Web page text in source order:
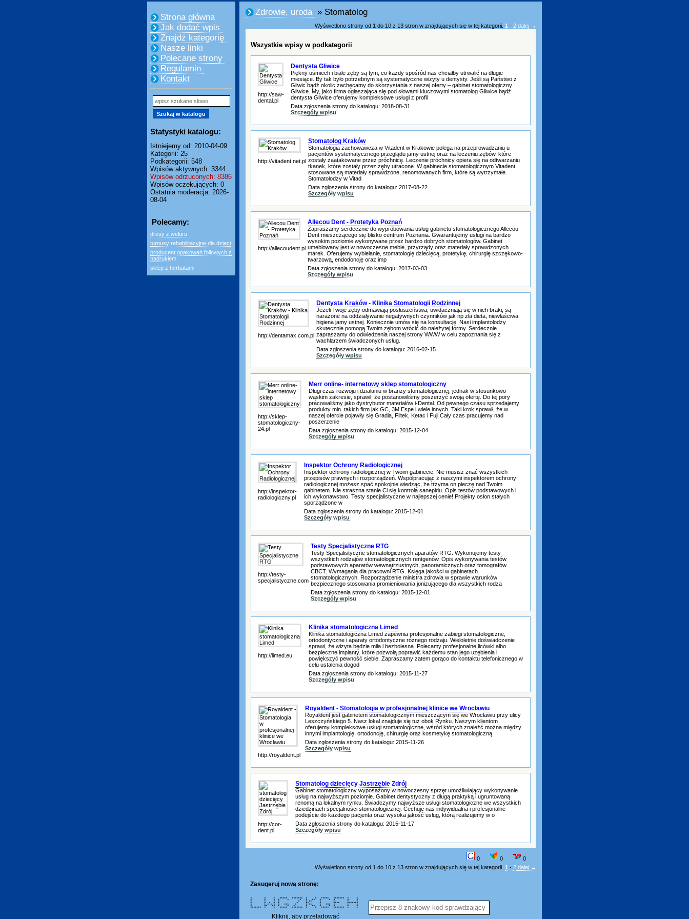
Strona główna
Jak dodać wpis
Znajdź kategorię
Nasze linki
Polecane strony
Regulamin
Kontakt
Statystyki katalogu:
Istniejemy od: 2010-04-09
Kategorii: 25
Podkategorii: 548
Wpisów aktywnych: 3344
Wpisów odrzuconych: 8386
Wpisów oczekujących: 0
Ostatnia moderacja: 2026-
08-04
Polecamy:
dresy z weluru
turnusy rehabilitacyjne dla dzieci
producent opakowań foliowych z
nadrukiem
sklep z herbatami
Zdrowie, uroda » Stomatolog
Wyświetlono strony od 1 do 10 z 13 stron w znajdujących się w tej kategorii. 1 - 2 dalej →
Wszystkie wpisy w podkategorii
http://saw-
dental.pl
Dentysta Gliwice
Piękny uśmiech i białe zęby są tym, co każdy spośród nas chciałby utrwalić na długie
miesiące. By tak było potrzebnym są systematyczne wizyty u dentysty. Jeśli są Państwo z
Gliwic bądź okolic zachęcamy do skorzystania z naszej oferty – gabinet stomatologiczny
Gliwice. My, jako firma ogłaszająca się pod słowami kluczowymi stomatolog Gliwice bądź
dentysta Gliwice oferujemy kompleksowe usługi z profil
Data zgłoszenia strony do katalogu: 2018-08-31
Szczegóły wpisu
http://vitadent.net.pl
Stomatolog Kraków
Stomatologia zachowawcza w Vitadent w Krakowie polega na przeprowadzaniu u
pacjentów systematycznego przeglądu jamy ustnej oraz na leczeniu zębów, które
zostały zaatakowane przez próchnicę. Leczenie próchnicy opiera się na odtwarzaniu
tkanek, które zostały przez zęby utracone. W gabinecie stomatologicznym Vitadent
stosowane są materiały sprawdzone, renomowanych firm, które są wytrzymałe.
Stomatolodzy w Vitad
Data zgłoszenia strony do katalogu: 2017-08-22
Szczegóły wpisu
http://allecoudent.pl
Allecou Dent - Protetyka Poznań
Zapraszamy serdecznie do wypróbowania usług gabinetu stomatologicznego Allecou
Dent mieszczącego się blisko centrum Poznania. Gwarantujemy usługi na bardzo
wysokim poziomie wykonywane przez bardzo dobrych stomatologów. Gabinet
umeblowany jest w nowoczesne meble, przyrządy oraz materiały sprawdzonych
marek. Oferujemy wybielanie, stomatologię dziecięcą, protetykę, chirurgię szczękowo-
twarzową, endodoncję oraz imp
Data zgłoszenia strony do katalogu: 2017-03-03
Szczegóły wpisu
http://dentamax.com.pl
Dentysta Kraków - Klinika Stomatologii Rodzinnej
Jeżeli Twoje zęby odmawiają posłuszeństwa, uwidaczniają się w nich braki, są
narażone na oddziaływanie negatywnych czynników jak np zła dieta, niewłaściwa
higiena jamy ustnej. Koniecznie umów się na konsultację. Nasi implantolodzy
skutecznie pomogą Twoim zębom wrócić do należytej formy. Serdecznie
zapraszamy do odwiedzenia naszej strony WWW w celu zapoznania się z
wachlarzem świadczonych usług.
Data zgłoszenia strony do katalogu: 2016-02-15
Szczegóły wpisu
http://sklep-
stomatologiczny-
24.pl
Merr online- internetowy sklep stomatologiczny
Długi czas rozwoju i działaniu w branży stomatologicznej, jednak w stosunkowo
wąskim zakresie, sprawił, że postanowiliśmy poszerzyć swoją ofertę. Do tej pory
pracowaliśmy jako dystrybutor materiałów i-Dental. Od pewnego czasu sprzedajemy
produkty min. takich firm jak GC, 3M Espe i wiele innych. Taki krok sprawił, że w
naszej ofercie pojawiły się Gradia, Filtek, Ketac i Fuji.Cały czas pracujemy nad
poszerzenie
Data zgłoszenia strony do katalogu: 2015-12-04
Szczegóły wpisu
http://inspektor-
radiologiczny.pl
Inspektor Ochrony Radiologicznej
Inspektor ochrony radiologicznej w Twoim gabinecie. Nie musisz znać wszystkich
przepisów prawnych i rozporządzeń. Współpracując z naszymi inspektorem ochrony
radiologicznej możesz spać spokojnie wiedząc, że trzyma on pieczę nad Twoim
gabinetem. Nie straszna stanie Ci się kontrola sanepidu. Opis testów podstawowych i
ich wykonawstwo. Testy specjalistyczne w najlepszej cenie! Projekty osłon stałych
sporządzone w
Data zgłoszenia strony do katalogu: 2015-12-01
Szczegóły wpisu
http://testy-
specjalistyczne.com
Testy Specjalistyczne RTG
Testy Specjalistyczne stomatologicznych aparatów RTG. Wykonujemy testy
wszystkich rodzajów stomatologicznych rentgenów. Opis wykonywania testów
podstawowych aparatów wewnątrzustnych, panoramicznych oraz tomografów
CBCT. Wymagania dla pracowni RTG. Księga jakości w gabinetach
stomatologicznych. Rozporządzenie ministra zdrowia w sprawie warunków
bezpiecznego stosowania promieniowania jonizującego dla wszystkich rodza
Data zgłoszenia strony do katalogu: 2015-12-01
Szczegóły wpisu
http://limed.eu
Klinika stomatologiczna Limed
Klinika stomatologiczna Limed zapewnia profesjonalne zabiegi stomatologiczne,
ortodontyczne i aparaty ortodontyczne różnego rodzaju. Wieloletnie doświadczenie
sprawi, że wizyta będzie miła i bezbolesna. Polecamy profesjonalne licówki albo
bezpieczne implanty. które pozwolą poprawić każdemu stan jego uzębienia i
powiększyć pewność siebie. Zapraszamy zatem gorąco do kontaktu telefonicznego w
celu ustalenia dogod
Data zgłoszenia strony do katalogu: 2015-11-27
Szczegóły wpisu
http://royaldent.pl
Royaldent - Stomatologia w profesjonalnej klinice we Wrocławiu
Royaldent jest gabinetem stomatologicznym mieszczącym się we Wrocławiu przy ulicy
Leszczyńskiego 5. Nasz lokal znajduje się tuż obok Rynku. Naszym klientom
oferujemy kompleksowe usługi stomatologiczne, wśród których znaleźć można między
innymi implantologię, ortodoncję, chirurgię oraz kosmetykę stomatologiczną.
Data zgłoszenia strony do katalogu: 2015-11-26
Szczegóły wpisu
http://cor-
dent.pl
Stomatolog dziecięcy Jastrzębie Zdrój
Gabinet stomatologiczny wyposażony w nowoczesny sprzęt umożliwiający wykonywanie
usług na najwyższym poziomie. Gabinet dentystyczny z długą praktyką i ugruntowaną
renomą na lokalnym rynku. Świadczymy najwyższe usługi stomatologiczne we wszystkich
dziedzinach specjalności stomatologicznej. Cechuje nas indywidualna i profesjonalne
podejście do każdego pacjenta oraz wysoka jakość usług, którą realizujemy w o
Data zgłoszenia strony do katalogu: 2015-11-17
Szczegóły wpisu
0 0
0
Wyświetlono strony od 1 do 10 z 13 stron w znajdujących się w tej kategorii. 1 - 2 dalej →
Zasugeruj nową stronę:
* * * ***** ******* * * ***** ******* * *
* * * * * * * ** * * * * *
* * * * * * ** * * * *
* * * * * * ** * **** *******
* * * * * * *** * * ** * *** * * *
* ** ** * * * * ** * * * * *
******* * * ***** ******* * * ***** ******* * *
Kliknij, aby przeładować